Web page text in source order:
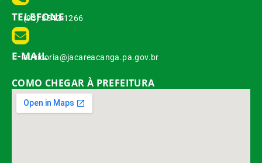
TELEFONE
(93) 3542-1266
E-MAIL
ouvidoria@jacareacanga.pa.gov.br
COMO CHEGAR À PREFEITURA